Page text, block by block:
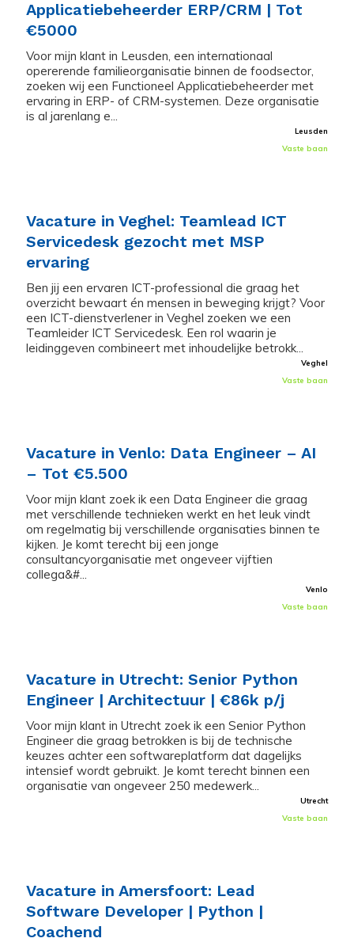
Applicatiebeheerder ERP/CRM | Tot
€5000
Voor mijn klant in Leusden, een internationaal
opererende familieorganisatie binnen de foodsector,
zoeken wij een Functioneel Applicatiebeheerder met
ervaring in ERP- of CRM-systemen. Deze organisatie
is al jarenlang e...
Leusden
Vaste baan
Vacature in Veghel: Teamlead ICT
Servicedesk gezocht met MSP
ervaring
Ben jij een ervaren ICT-professional die graag het
overzicht bewaart én mensen in beweging krijgt? Voor
een ICT-dienstverlener in Veghel zoeken we een
Teamleider ICT Servicedesk. Een rol waarin je
leidinggeven combineert met inhoudelijke betrokk...
Veghel
Vaste baan
Vacature in Venlo: Data Engineer – AI
– Tot €5.500
Voor mijn klant zoek ik een Data Engineer die graag
met verschillende technieken werkt en het leuk vindt
om regelmatig bij verschillende organisaties binnen te
kijken. Je komt terecht bij een jonge
consultancyorganisatie met ongeveer vijftien
collega&#...
Venlo
Vaste baan
Vacature in Utrecht: Senior Python
Engineer | Architectuur | €86k p/j
Voor mijn klant in Utrecht zoek ik een Senior Python
Engineer die graag betrokken is bij de technische
keuzes achter een softwareplatform dat dagelijks
intensief wordt gebruikt. Je komt terecht binnen een
organisatie van ongeveer 250 medewerk...
Utrecht
Vaste baan
Vacature in Amersfoort: Lead
Software Developer | Python |
Coachend